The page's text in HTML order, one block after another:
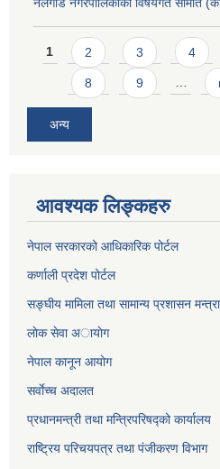
Pages
1 2 3 4
8 9 …
अन्य
आवश्यक लिङ्कहरु
नेपाल सरकारको आधिकारिक पोर्टल
कर्णाली प्रदेश पोर्टल
सङ्घीय मामिला तथा सामान्य प्रशासन
लाेक सेवा अायाेग
नेपाल कानून आयोग
सर्वाेच्च अदालत
प्रधानमन्त्री तथा मन्त्रिपरिषद्को कार्यालय
राष्ट्रिय परिचयपत्र तथा पंजीकरण विभाग